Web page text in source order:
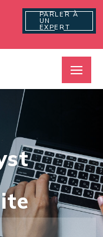
PARLER À
UN
EXPERT